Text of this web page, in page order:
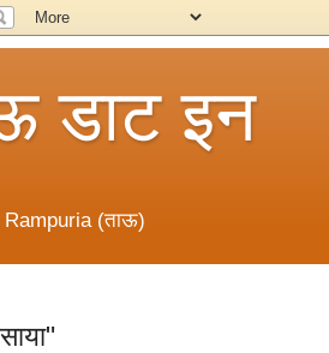
डाट इन
Rampuria (ताऊ)